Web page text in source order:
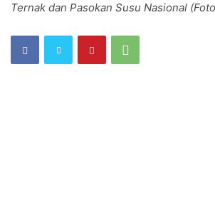
Ternak dan Pasokan Susu Nasional